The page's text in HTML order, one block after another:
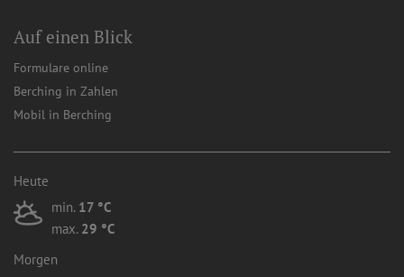
Auf einen Blick
Formulare online
Berching in Zahlen
Mobil in Berching
Heute
min. 17 °C
max. 29 °C
Morgen